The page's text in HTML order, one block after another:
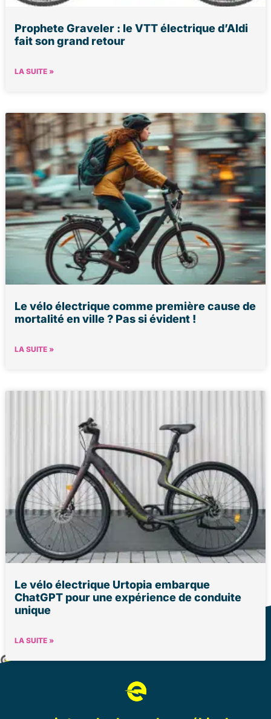
Prophete Graveler : le VTT électrique d’Aldi
fait son grand retour
LA SUITE »
Le vélo électrique comme première cause de
mortalité en ville ? Pas si évident !
LA SUITE »
Le vélo électrique Urtopia embarque
ChatGPT pour une expérience de conduite
unique
LA SUITE »